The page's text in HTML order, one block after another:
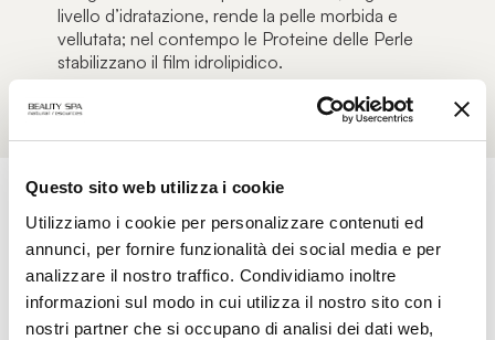
Questo sito web utilizza i cookie
Utilizziamo i cookie per personalizzare contenuti ed
annunci, per fornire funzionalità dei social media e per
analizzare il nostro traffico. Condividiamo inoltre
informazioni sul modo in cui utilizza il nostro sito con i
nostri partner che si occupano di analisi dei dati web,
livello d’idratazione, rende la pelle morbida e
vellutata; nel contempo le Proteine delle Perle
stabilizzano il film idrolipidico.
FILTRI AZZERA FILTRI